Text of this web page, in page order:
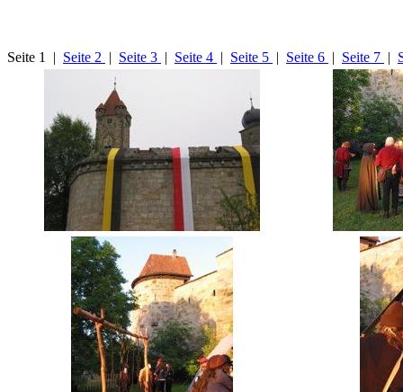
Seite 1 | Seite 2 | Seite 3 | Seite 4 | Seite 5 | Seite 6 | Seite 7 |